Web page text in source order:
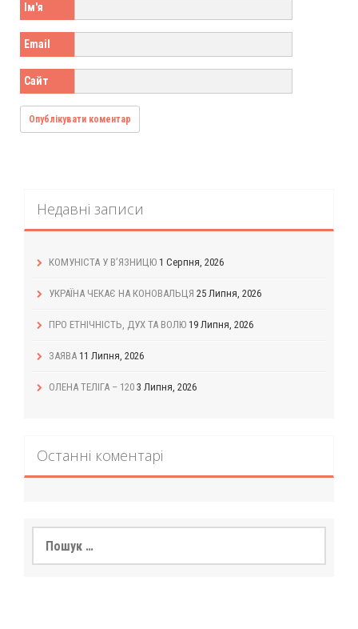
Ім'я
Email
Сайт
Недавні записи
КОМУНІСТА У В’ЯЗНИЦЮ 1 Серпня, 2026
УКРАЇНА ЧЕКАЄ НА КОНОВАЛЬЦЯ 25 Липня, 2026
ПРО ЕТНІЧНІСТЬ, ДУХ ТА ВОЛЮ 19 Липня, 2026
ЗАЯВА 11 Липня, 2026
ОЛЕНА ТЕЛІГА – 120 3 Липня, 2026
Останні коментарі